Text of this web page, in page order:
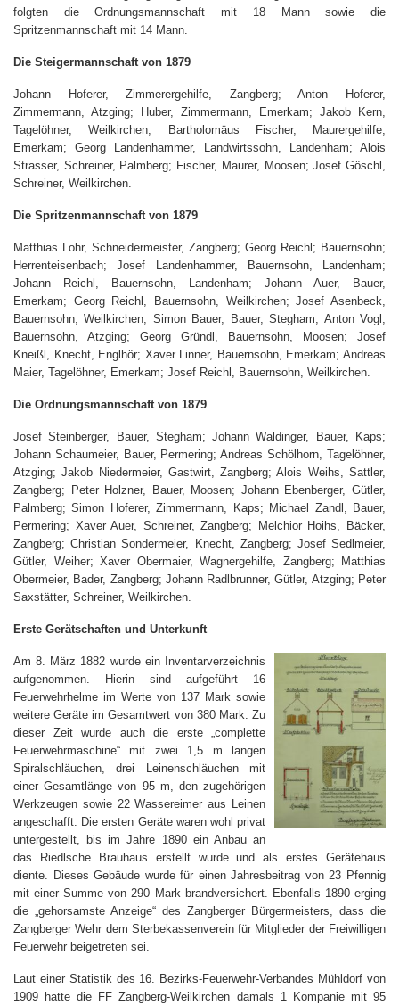
folgten die Ordnungsmannschaft mit 18 Mann sowie die
Spritzenmannschaft mit 14 Mann.
Die Steigermannschaft von 1879
Johann Hoferer, Zimmerergehilfe, Zangberg; Anton Hoferer,
Zimmermann, Atzging; Huber, Zimmermann, Emerkam; Jakob Kern,
Tagelöhner, Weilkirchen; Bartholomäus Fischer, Maurergehilfe,
Emerkam; Georg Landenhammer, Landwirtssohn, Landenham; Alois
Strasser, Schreiner, Palmberg; Fischer, Maurer, Moosen; Josef Göschl,
Schreiner, Weilkirchen.
Die Spritzenmannschaft von 1879
Matthias Lohr, Schneidermeister, Zangberg; Georg Reichl; Bauernsohn;
Herrenteisenbach; Josef Landenhammer, Bauernsohn, Landenham;
Johann Reichl, Bauernsohn, Landenham; Johann Auer, Bauer,
Emerkam; Georg Reichl, Bauernsohn, Weilkirchen; Josef Asenbeck,
Bauernsohn, Weilkirchen; Simon Bauer, Bauer, Stegham; Anton Vogl,
Bauernsohn, Atzging; Georg Gründl, Bauernsohn, Moosen; Josef
Kneißl, Knecht, Englhör; Xaver Linner, Bauernsohn, Emerkam; Andreas
Maier, Tagelöhner, Emerkam; Josef Reichl, Bauernsohn, Weilkirchen.
Die Ordnungsmannschaft von 1879
Josef Steinberger, Bauer, Stegham; Johann Waldinger, Bauer, Kaps;
Johann Schaumeier, Bauer, Permering; Andreas Schölhorn, Tagelöhner,
Atzging; Jakob Niedermeier, Gastwirt, Zangberg; Alois Weihs, Sattler,
Zangberg; Peter Holzner, Bauer, Moosen; Johann Ebenberger, Gütler,
Palmberg; Simon Hoferer, Zimmermann, Kaps; Michael Zandl, Bauer,
Permering; Xaver Auer, Schreiner, Zangberg; Melchior Hoihs, Bäcker,
Zangberg; Christian Sondermeier, Knecht, Zangberg; Josef Sedlmeier,
Gütler, Weiher; Xaver Obermaier, Wagnergehilfe, Zangberg; Matthias
Obermeier, Bader, Zangberg; Johann Radlbrunner, Gütler, Atzging; Peter
Saxstätter, Schreiner, Weilkirchen.
Erste Gerätschaften und Unterkunft
Am 8. März 1882 wurde ein Inventarverzeichnis
aufgenommen. Hierin sind aufgeführt 16
Feuerwehrhelme im Werte von 137 Mark sowie
weitere Geräte im Gesamtwert von 380 Mark. Zu
dieser Zeit wurde auch die erste „complette
Feuerwehrmaschine“ mit zwei 1,5 m langen
Spiralschläuchen, drei Leinenschläuchen mit
einer Gesamtlänge von 95 m, den zugehörigen
Werkzeugen sowie 22 Wassereimer aus Leinen
angeschafft. Die ersten Geräte waren wohl privat
untergestellt, bis im Jahre 1890 ein Anbau an
das Riedlsche Brauhaus erstellt wurde und als erstes Gerätehaus
diente. Dieses Gebäude wurde für einen Jahresbeitrag von 23 Pfennig
mit einer Summe von 290 Mark brandversichert. Ebenfalls 1890 erging
die „gehorsamste Anzeige“ des Zangberger Bürgermeisters, dass die
Zangberger Wehr dem Sterbekassenverein für Mitglieder der Freiwilligen
Feuerwehr beigetreten sei.
Laut einer Statistik des 16. Bezirks-Feuerwehr-Verbandes Mühldorf von
1909 hatte die FF Zangberg-Weilkirchen damals 1 Kompanie mit 95